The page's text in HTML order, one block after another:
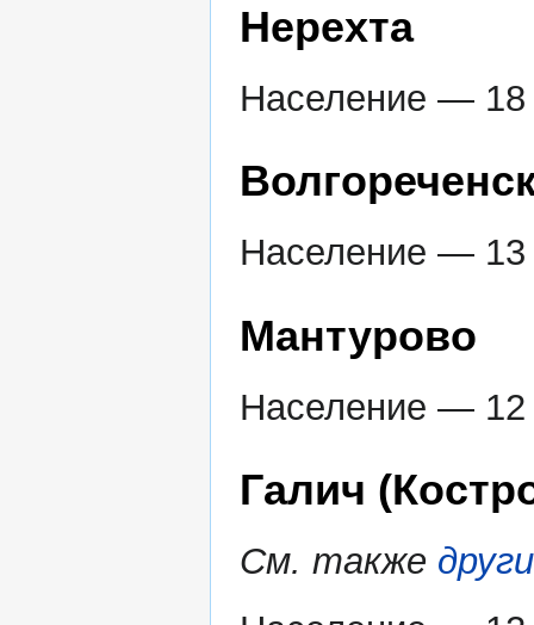
Нерехта
Население — 18
Население — 13
Мантурово
Население — 12
Галич
См. также